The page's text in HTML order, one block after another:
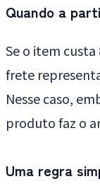
Quando a
Se o item custa
frete
Nesse caso,
produto faz o
Uma regra